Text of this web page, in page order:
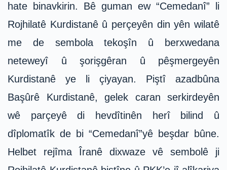
hate binavkirin. Bê guman ew “Cemedanî” li
Rojhilatê Kurdistanê û perçeyên din yên wilatê
me de sembola tekoşîn û berxwedana
neteweyî û şorişgêran û pêşmergeyên
Kurdistanê ye li çiyayan. Piştî azadbûna
Başûrê Kurdistanê, gelek caran serkirdeyên
wê parçeyê di hevdîtinên herî bilind û
dîplomatîk de bi “Cemedanî”yê beşdar bûne.
Helbet rejîma Îranê dixwaze vê sembolê ji